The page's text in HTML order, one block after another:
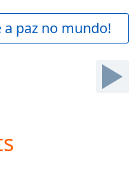
a paz no mundo!